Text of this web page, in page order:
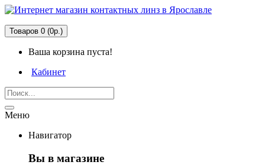
Товаров 0 (0р.)
Ваша корзина пуста!
Кабинет
Меню
Навигатор
Вы в магазине